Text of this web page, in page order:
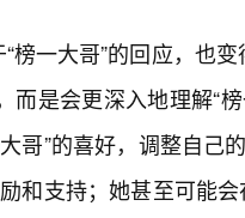
“榜一大哥”的回应，也
而是会更深入地理解“
哥”的喜好，调整自己
和支持；她甚至可能